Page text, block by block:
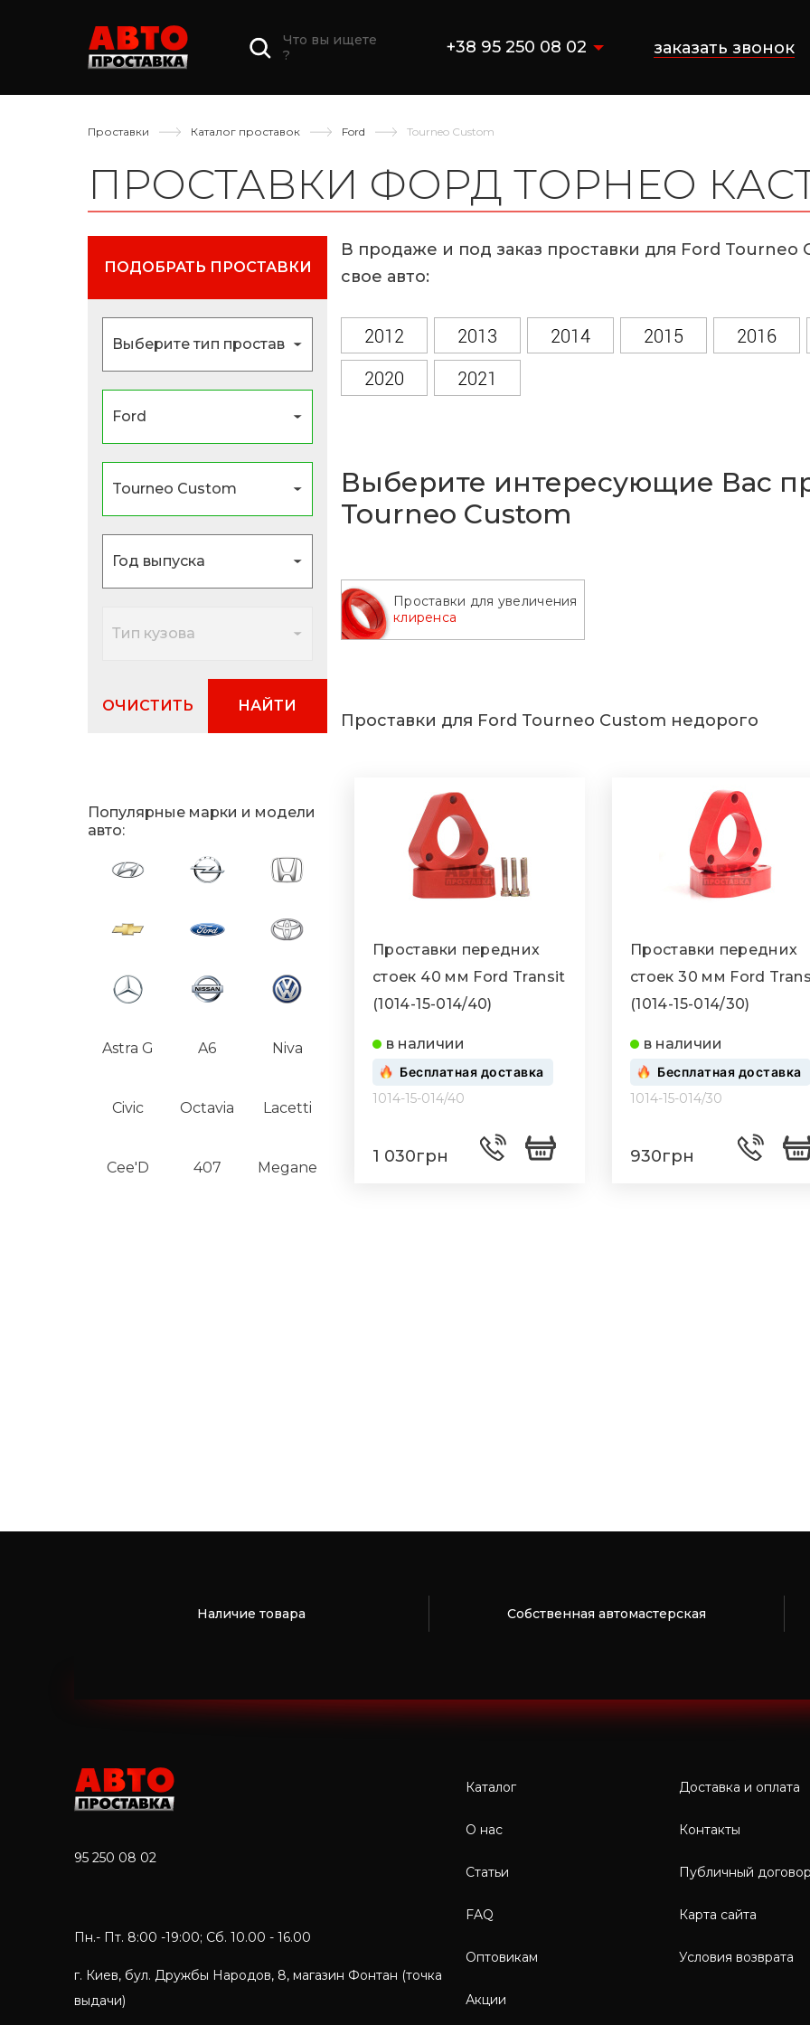
Что вы ищете
?
+38 95 250 08 02 заказать звонок
Проставки Каталог проставок Ford Tourneo Custom
ПРОСТАВКИ ФОРД ТОРНЕО
ПОДОБРАТЬ ПРОСТАВКИ
ОЧИСТИТЬ НАЙТИ
Популярные марки и модели
авто:
Astra G A6 Niva
Civic Octavia Lacetti
Cee'D 407 Megane
В продаже и под заказ проставки для Ford
свое авто:
2012 2013 2014 2015 2016
2020
2021
Выберите интересующие Вас
Tourneo Custom
Проставки для увеличения
клиренса
Проставки для Ford Tourneo Custom недорого
Проставки передних
стоек 40 мм Ford Transit
(1014-15-014/40)
в наличии
Бесплатная доставка
1014-15-014/40
1 030грн
Проставки передних
стоек 30 мм Ford
(1014-15-014/30)
в наличии
Бесплатная доставка
1014-15-014/30
930грн
Наличие товара Собственная автомастерская
95 250 08 02
Пн.- Пт. 8:00 -19:00; Сб. 10.00 - 16.00
г. Киев, бул. Дружбы Народов, 8, магазин Фонтан (точка
выдачи)
Каталог
О нас
Статьи
FAQ
Оптовикам
Акции
Доставка и оплата
Контакты
Публичный договор
Карта сайта
Условия возврата